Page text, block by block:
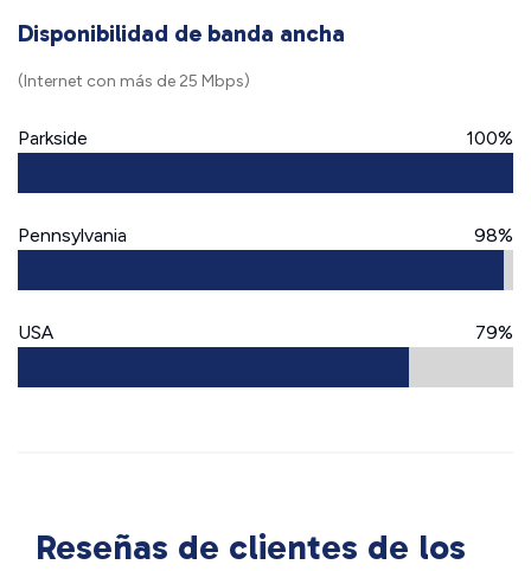
Disponibilidad de banda ancha
(Internet con más de 25 Mbps)
Parkside 100%
Pennsylvania 98%
USA 79%
Reseñas de clientes de los